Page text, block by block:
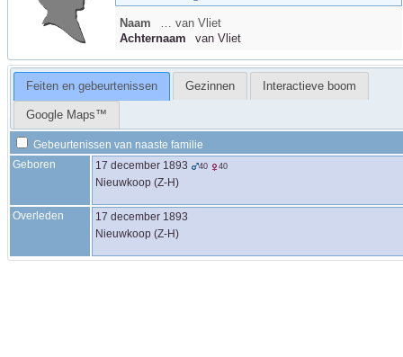
Naam … van Vliet
Achternaam
van Vliet
Feiten en gebeurtenissen Gezinnen Interactieve boom
Google Maps™
Gebeurtenissen van naaste familie
Geboren
17 december 1893 40 40
Nieuwkoop (Z-H)
Overleden
17 december 1893
Nieuwkoop (Z-H)